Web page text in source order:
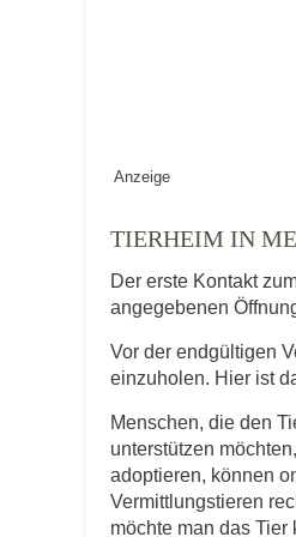
Diese
Anzeige
TIERHEIM IN
Der erste Kontakt
angegebenen
Vor der endgültigen
einzuholen. Hier ist
Menschen, die den
unterstützen
adoptieren, können
Vermittlungstieren
möchte man das